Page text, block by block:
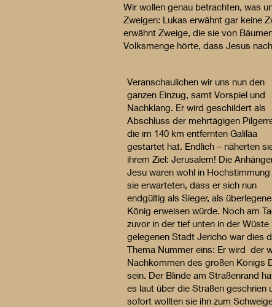
Wir wollen genau betrachten, was
Zweigen: Lukas erwähnt gar keine
erwähnt Zweige, die sie von
Volksmenge hörte, dass Jesus
Veranschaulichen wir uns nun den
ganzen Einzug, samt Vorspiel und
Nachklang. Er wird geschildert als
Abschluss der mehrtägigen
die im 140 km entfernten Galiläa
gestartet hat. Endlich – näherten
ihrem Ziel: Jerusalem! Die
Jesu waren wohl in Hochstimmung
sie erwarteten, dass er sich nun
endgültig als Sieger, als
König erweisen würde. Noch am
zuvor in der tief unten in der Wüste
gelegenen Stadt Jericho war dies
Thema Nummer eins: Er wird der
Nachkommen des großen Königs
sein. Der Blinde am Straßenrand
es laut über die Straßen geschrien
sofort wollten sie ihn zum